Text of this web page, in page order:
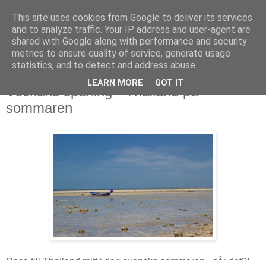
Veckans spaning - Thailand på
sommaren
This site uses cookies from Google to deliver its services
and to analyze traffic. Your IP address and user-agent are
shared with Google along with performance and security
metrics to ensure quality of service, generate usage
statistics, and to detect and address abuse.
LEARN MORE GOT IT